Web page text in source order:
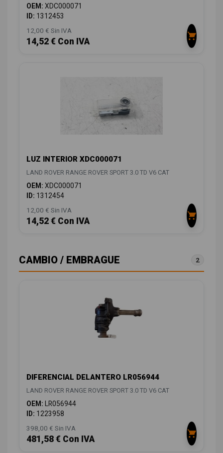
OEM: XDC000071
ID: 1312453
12,00 € Sin IVA
14,52 € Con IVA
LUZ INTERIOR XDC000071
LAND ROVER RANGE ROVER SPORT 3.0 TD V6 CAT
OEM: XDC000071
ID: 1312454
12,00 € Sin IVA
14,52 € Con IVA
CAMBIO / EMBRAGUE 2
DIFERENCIAL DELANTERO LR056944
LAND ROVER RANGE ROVER SPORT 3.0 TD V6 CAT
OEM: LR056944
ID: 1223958
398,00 € Sin IVA
481,58 € Con IVA